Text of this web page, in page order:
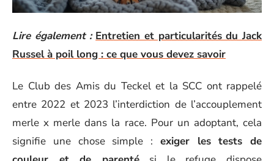
Lire également : Entretien et particularités du Jack
Russel à poil long : ce que vous devez savoir
Le Club des Amis du Teckel et la SCC ont rappelé
entre 2022 et 2023 l’interdiction de l’accouplement
merle x merle dans la race. Pour un adoptant, cela
signifie une chose simple : exiger les tests de